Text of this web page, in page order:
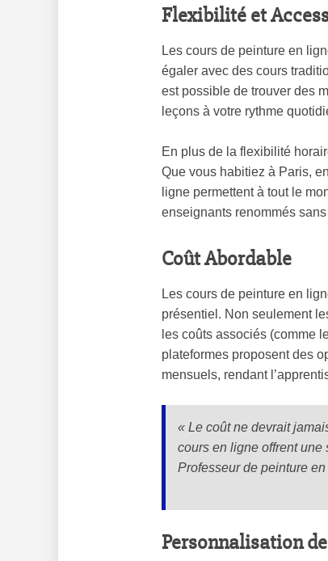
Flexibilité et
Les cours de peinture en
égaler avec des cours
est possible de trouver des
leçons à votre rythme
En plus de la flexibilité
Que vous habitiez à Paris,
ligne permettent à tout le
enseignants renommés
Coût Abordable
Les cours de peinture en
présentiel. Non seulement
les coûts associés (comme
plateformes proposent des
mensuels, rendant
« Le coût ne devrait
cours en ligne offrent
Professeur de peinture
Personnalisation